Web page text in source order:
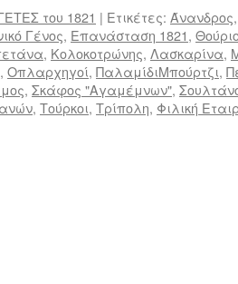
του 1821 | Ετικέτες: Άνανδρος
Γένος, Επανάσταση 1821,
, Κολοκοτρώνης, Λασκαρίνα,
, Οπλαρχηγοί, ΠαλαμίδιΜπούρτζι,
, Σκάφος "Αγαμέμνων",
, Τούρκοι, Τρίπολη, Φιλική